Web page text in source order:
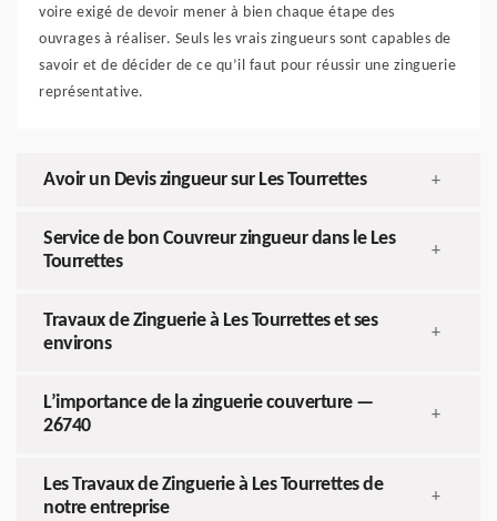
voire exigé de devoir mener à bien chaque étape des
ouvrages à réaliser. Seuls les vrais zingueurs sont capables de
savoir et de décider de ce qu’il faut pour réussir une zinguerie
représentative.
Avoir un Devis zingueur sur Les Tourrettes +
Service de bon Couvreur zingueur dans le Les
Tourrettes
+
Travaux de Zinguerie à Les Tourrettes et ses
environs
+
L’importance de la zinguerie couverture —
26740
+
Les Travaux de Zinguerie à Les Tourrettes de
notre entreprise
+